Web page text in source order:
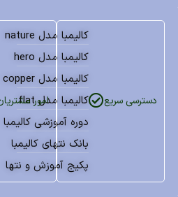
دسترسی سریع
کالیمبا مدل nature
کالیمبا مدل hero
کالیمبا مدل copper
کالیمبا مدل flat
دوره آموزشی کالیمبا
بانک نتهای کالیمبا
پکیج آموزش و نتها
امور